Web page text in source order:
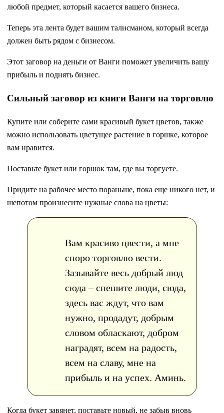
любой предмет, который касается вашего бизнеса.
Теперь эта лента будет вашим талисманом, который всегда
должен быть рядом с бизнесом.
Этот заговор на деньги от Ванги поможет увеличить вашу
прибыль и поднять бизнес.
Сильный заговор из книги Ванги на торговлю
Купите или соберите сами красивый букет цветов, также
можно использовать цветущее растение в горшке, которое
вам нравится.
Поставьте букет или горшок там, где вы торгуете.
Придите на рабочее место пораньше, пока еще никого нет, и
шепотом произнесите нужные слова на цветы:
Вам красиво цвести, а мне
споро торговлю вести.
Зазывайте весь добрый люд
сюда – спешите люди, сюда,
здесь вас ждут, что вам
нужно, продадут, добрым
словом обласкают, добром
наградят, всем на радость,
всем на славу, мне на
прибыль и на успех. Аминь.
Когда букет завянет, поставьте новый, не забыв вновь